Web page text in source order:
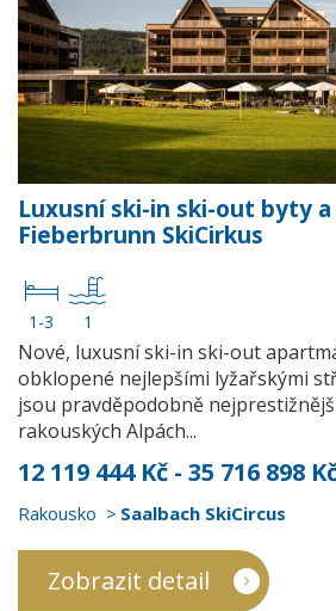
Luxusní ski-in ski-out byty
Fieberbrunn SkiCirkus
1-3 1
Nové, luxusní ski-in ski-out
obklopené nejlepšími lyžařskými
jsou pravděpodobně
rakouských Alpách...
12 119 444 Kč - 35 716 898
Rakousko Saalbach SkiCircus
Zobrazit detail